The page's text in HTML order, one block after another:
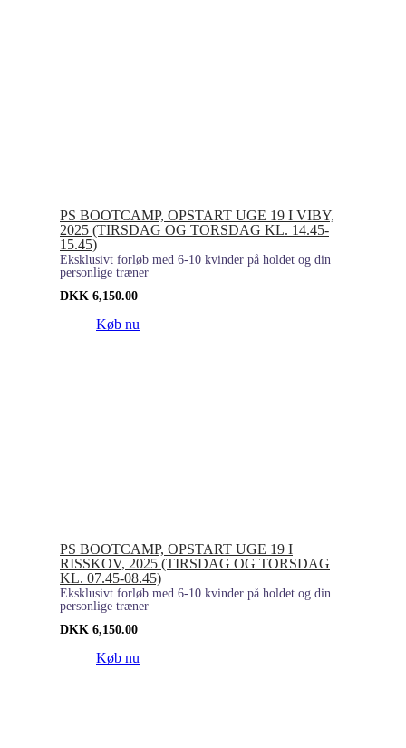
PS BOOTCAMP, OPSTART UGE 19 I VIBY,
2025 (TIRSDAG OG TORSDAG KL. 14.45-
15.45)
Eksklusivt forløb med 6-10 kvinder på holdet og din
personlige træner
DKK 6,150.00
Køb nu
PS BOOTCAMP, OPSTART UGE 19 I
RISSKOV, 2025 (TIRSDAG OG TORSDAG
KL. 07.45-08.45)
Eksklusivt forløb med 6-10 kvinder på holdet og din
personlige træner
DKK 6,150.00
Køb nu